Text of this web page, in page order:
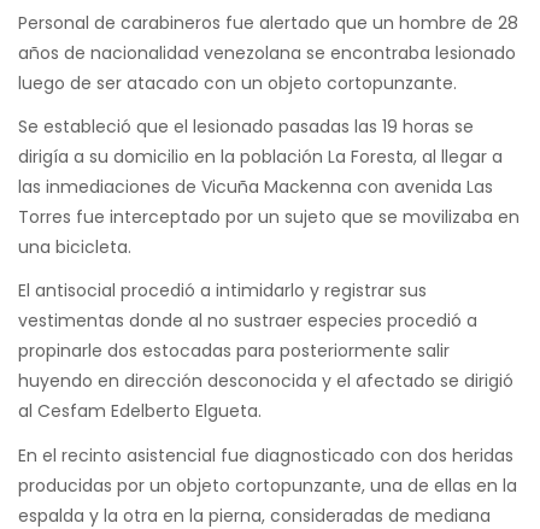
Personal de carabineros fue alertado que un hombre de 28
años de nacionalidad venezolana se encontraba lesionado
luego de ser atacado con un objeto cortopunzante.
Se estableció que el lesionado pasadas las 19 horas se
dirigía a su domicilio en la población La Foresta, al llegar a
las inmediaciones de Vicuña Mackenna con avenida Las
Torres fue interceptado por un sujeto que se movilizaba en
una bicicleta.
El antisocial procedió a intimidarlo y registrar sus
vestimentas donde al no sustraer especies procedió a
propinarle dos estocadas para posteriormente salir
huyendo en dirección desconocida y el afectado se dirigió
al Cesfam Edelberto Elgueta.
En el recinto asistencial fue diagnosticado con dos heridas
producidas por un objeto cortopunzante, una de ellas en la
espalda y la otra en la pierna, consideradas de mediana